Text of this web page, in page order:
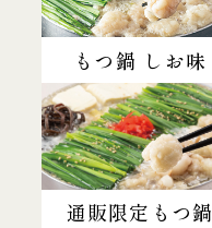
もつ鍋 しお味
通販限定もつ鍋